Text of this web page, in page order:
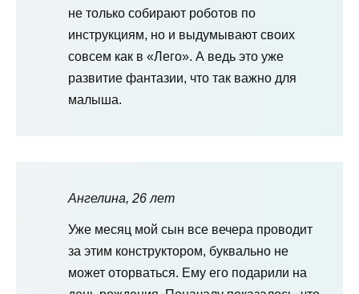
не только собирают роботов по
инструкциям, но и выдумывают своих
совсем как в «Лего». А ведь это уже
развитие фантазии, что так важно для
малыша.
Ангелина, 26 лет
Уже месяц мой сын все вечера проводит
за этим конструктором, буквально не
может оторваться. Ему его подарили на